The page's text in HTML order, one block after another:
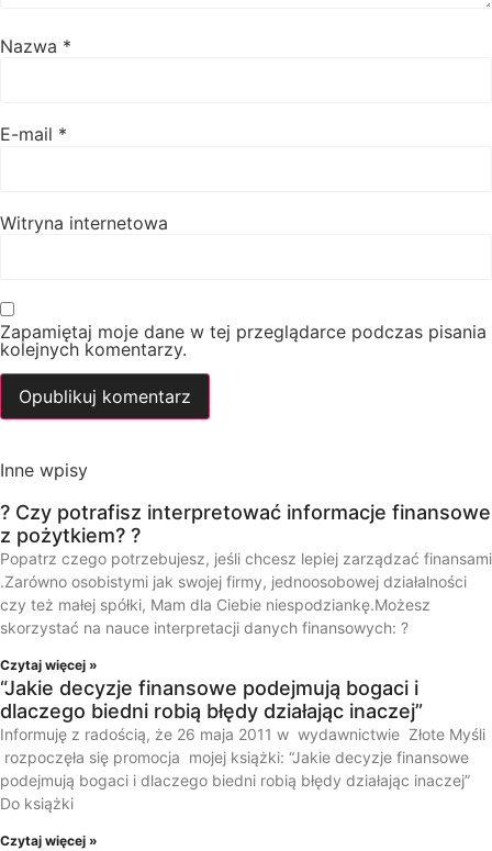
Nazwa *
E-mail *
Witryna internetowa
Zapamiętaj moje dane w tej przeglądarce podczas pisania
kolejnych komentarzy.
Inne wpisy
? Czy potrafisz interpretować informacje finansowe
z pożytkiem? ?
Popatrz czego potrzebujesz, jeśli chcesz lepiej zarządzać finansami
.Zarówno osobistymi jak swojej firmy, jednoosobowej działalności
czy też małej spółki, Mam dla Ciebie niespodziankę.Możesz
skorzystać na nauce interpretacji danych finansowych: ?
Czytaj więcej »
“Jakie decyzje finansowe podejmują bogaci i
dlaczego biedni robią błędy działając inaczej”
Informuję z radością, że 26 maja 2011 w wydawnictwie Złote Myśli
rozpoczęła się promocja mojej książki: “Jakie decyzje finansowe
podejmują bogaci i dlaczego biedni robią błędy działając inaczej”
Do książki
Czytaj więcej »